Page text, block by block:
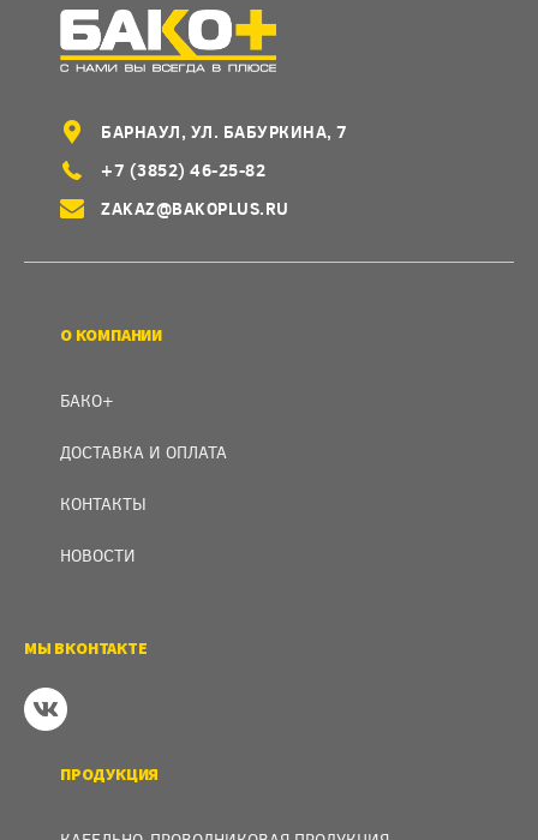
БАРНАУЛ, УЛ. БАБУРКИНА, 7
+7 (3852) 46-25-82
ZAKAZ@BAKOPLUS.RU
О КОМПАНИИ
БАКО+
ДОСТАВКА И ОПЛАТА
КОНТАКТЫ
НОВОСТИ
МЫ ВКОНТАКТЕ
ПРОДУКЦИЯ